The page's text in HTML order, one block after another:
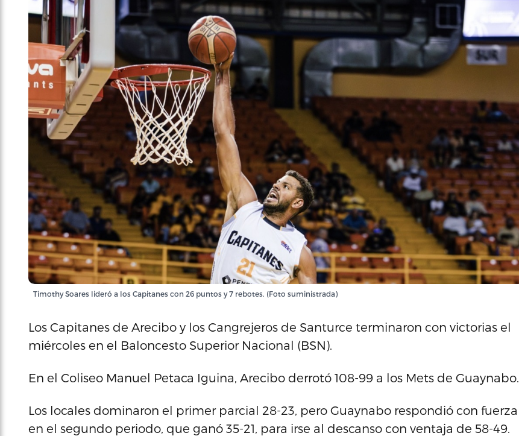
Timothy Soares lideró a los Capitanes con 26 puntos y 7 rebotes. (Foto suministrada)
Los Capitanes de Arecibo y los Cangrejeros de Santurce terminaron con victorias el
miércoles en el Baloncesto Superior Nacional (BSN).
En el Coliseo Manuel Petaca Iguina, Arecibo derrotó 108-99 a los Mets de Guaynabo.
Los locales dominaron el primer parcial 28-23, pero Guaynabo respondió con fuerza
en el segundo periodo, que ganó 35-21, para irse al descanso con ventaja de 58-49.